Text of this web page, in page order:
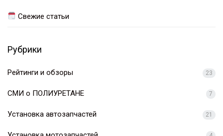
Свежие статьи
Рубрики
Рейтинги и обзоры 23
СМИ о ПОЛИУРЕТАНЕ 7
Установка автозапчастей 21